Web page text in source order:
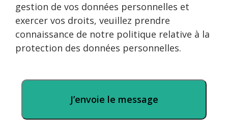
gestion de vos données personnelles et
exercer vos droits, veuillez prendre
connaissance de notre politique relative à la
protection des données personnelles.